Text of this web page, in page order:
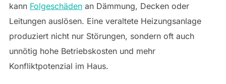
kann Folgeschädenan Dämmung, Decken oder
Leitungen auslösen. Eine veraltete Heizungsanlage
produziert nicht nur Störungen, sondern oft auch
unnötig hohe Betriebskosten und mehr
Konfliktpotenzial im Haus.